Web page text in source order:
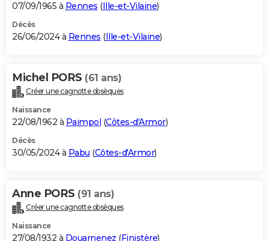
07/09/1965 à Rennes (Ille-et-Vilaine)
Décès
26/06/2024 à Rennes (Ille-et-Vilaine)
Michel PORS (61 ans)
Créer une cagnotte obsèques
Naissance
22/08/1962 à Paimpol (Côtes-d'Armor)
Décès
30/05/2024 à Pabu (Côtes-d'Armor)
Anne PORS (91 ans)
Créer une cagnotte obsèques
Naissance
27/08/1932 à Douarnenez (Finistère)